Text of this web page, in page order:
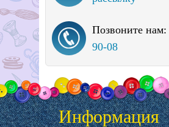
Позвоните нам:
90-08
Информация